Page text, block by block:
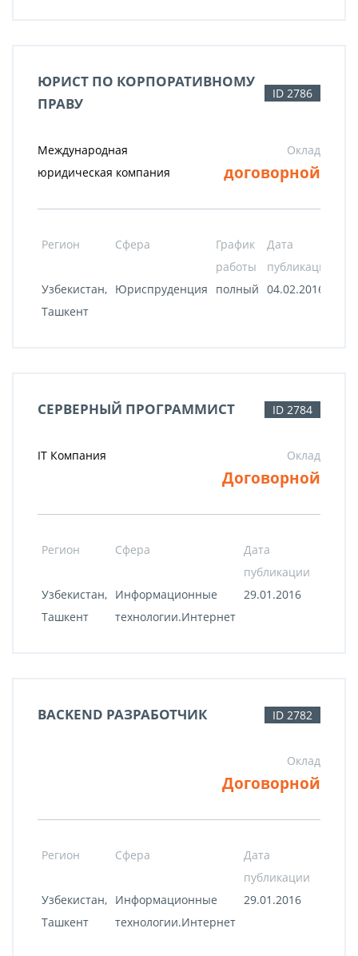
ЮРИСТ ПО КОРПОРАТИВНОМУ
ПРАВУ
ID 2786
Международная
юридическая компания
Оклад
договорной
Регион Сфера
График
работы
Дата
публикации
Узбекистан,
Ташкент
Юриспруденция полный 04.02.2016
СЕРВЕРНЫЙ ПРОГРАММИСТ ID 2784
IT Компания Оклад
Договорной
Регион Сфера
Дата
публикации
Узбекистан,
Ташкент
Информационные
технологии.Интернет
29.01.2016
BACKEND РАЗРАБОТЧИК ID 2782
Оклад
Договорной
Регион Сфера
Дата
публикации
Узбекистан,
Ташкент
Информационные
технологии.Интернет
29.01.2016